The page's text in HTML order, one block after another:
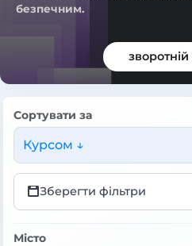
безпечним.
Сортувати за
Курсом ↓
Зберегти фільтри
Місто